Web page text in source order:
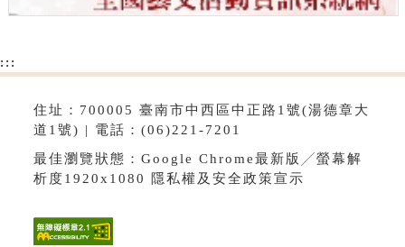
:::
住址：700005 臺南市中西區中正路1號(湯德章大
道1號) | 電話：(06)221-7201
最佳瀏覽狀態：Google Chrome最新版╱螢幕解
析度1920x1080 隱私權及安全政策宣示